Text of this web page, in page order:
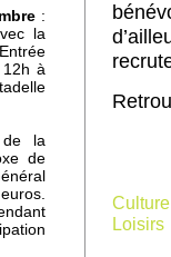
:
la
12h à
la
de
Culture
Loisirs